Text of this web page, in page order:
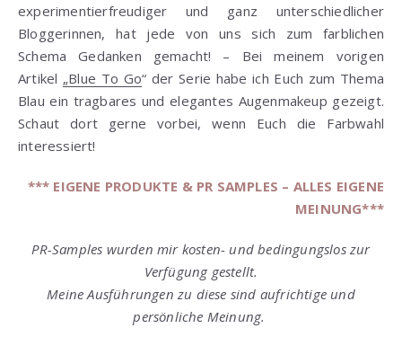
experimentierfreudiger und ganz unterschiedlicher
Bloggerinnen, hat jede von uns sich zum farblichen
Schema Gedanken gemacht! – Bei meinem vorigen
Artikel „Blue To Go“ der Serie habe ich Euch zum Thema
Blau ein tragbares und elegantes Augenmakeup gezeigt.
Schaut dort gerne vorbei, wenn Euch die Farbwahl
interessiert!
*** EIGENE PRODUKTE & PR SAMPLES – ALLES EIGENE
MEINUNG***
PR-Samples wurden mir kosten- und bedingungslos zur
Verfügung gestellt.
Meine Ausführungen zu diese sind aufrichtige und
persönliche Meinung.